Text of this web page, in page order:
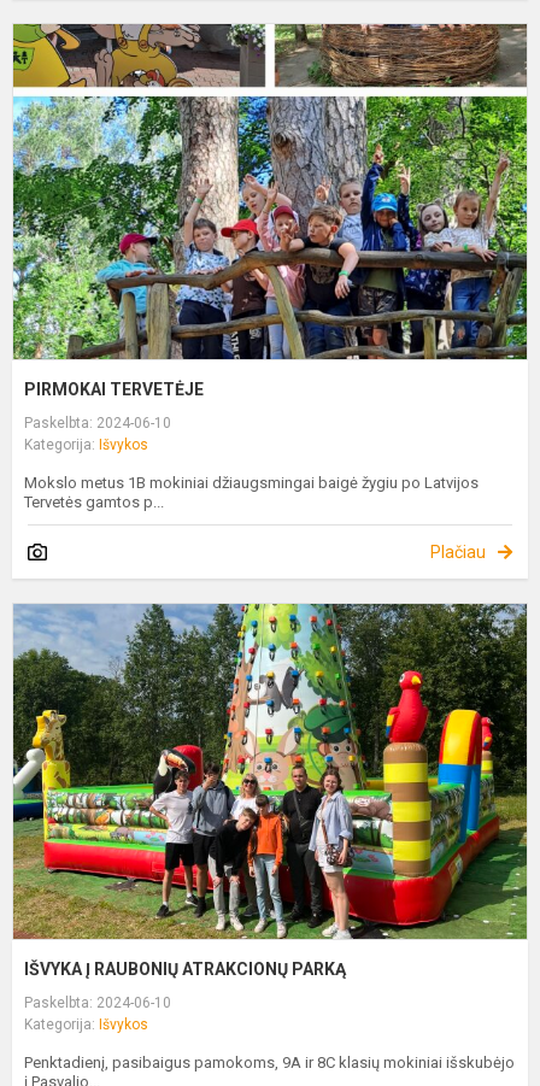
PIRMOKAI TERVETĖJE
Paskelbta: 2024-06-10
Kategorija: Išvykos
Mokslo metus 1B mokiniai džiaugsmingai baigė žygiu po Latvijos
Tervetės gamtos p...
Plačiau
IŠVYKA Į RAUBONIŲ ATRAKCIONŲ PARKĄ
Paskelbta: 2024-06-10
Kategorija: Išvykos
Penktadienį, pasibaigus pamokoms, 9A ir 8C klasių mokiniai išskubėjo
į Pasvalio...